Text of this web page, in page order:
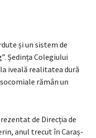
și un sistem de
Ședința Colegiului
iveală realitatea dură
rămân un
de Direcția de
anul trecut în Caraș-